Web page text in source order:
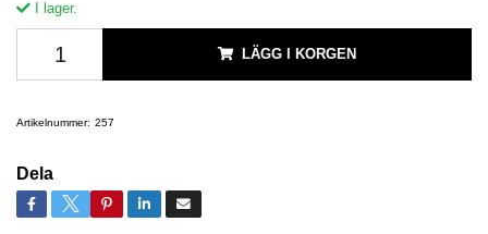
I lager.
LÄGG I KORGEN
Artikelnummer: 257
Dela